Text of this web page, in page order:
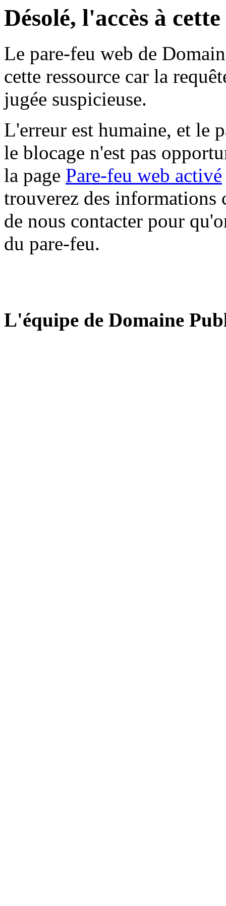
Désolé, l'accès à
Le pare-feu web de
cette ressource car la
jugée suspicieuse.
L'erreur est humaine, et le
le blocage n'est pas
la page Pare-feu web activé
trouverez des informations
de nous contacter pour
du pare-feu.
L'équipe de Domaine